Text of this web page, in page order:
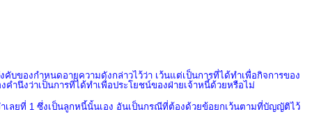
ของกำหนดอายุความดังกล่าวไว้ว่า เว้นแต่เป็นการที่ได้ทำเพื่อกิจการของ
ำนึงว่าเป็นการที่ได้ทำเพื่อประโยชน์ของฝ่ายเจ้าหนี้ด้วยหรือไม่
เลยที่ 1 ซึ่งเป็นลูกหนี้นั้นเอง อันเป็นกรณีที่ต้องด้วยข้อยกเว้นตามที่บัญญัติไว้